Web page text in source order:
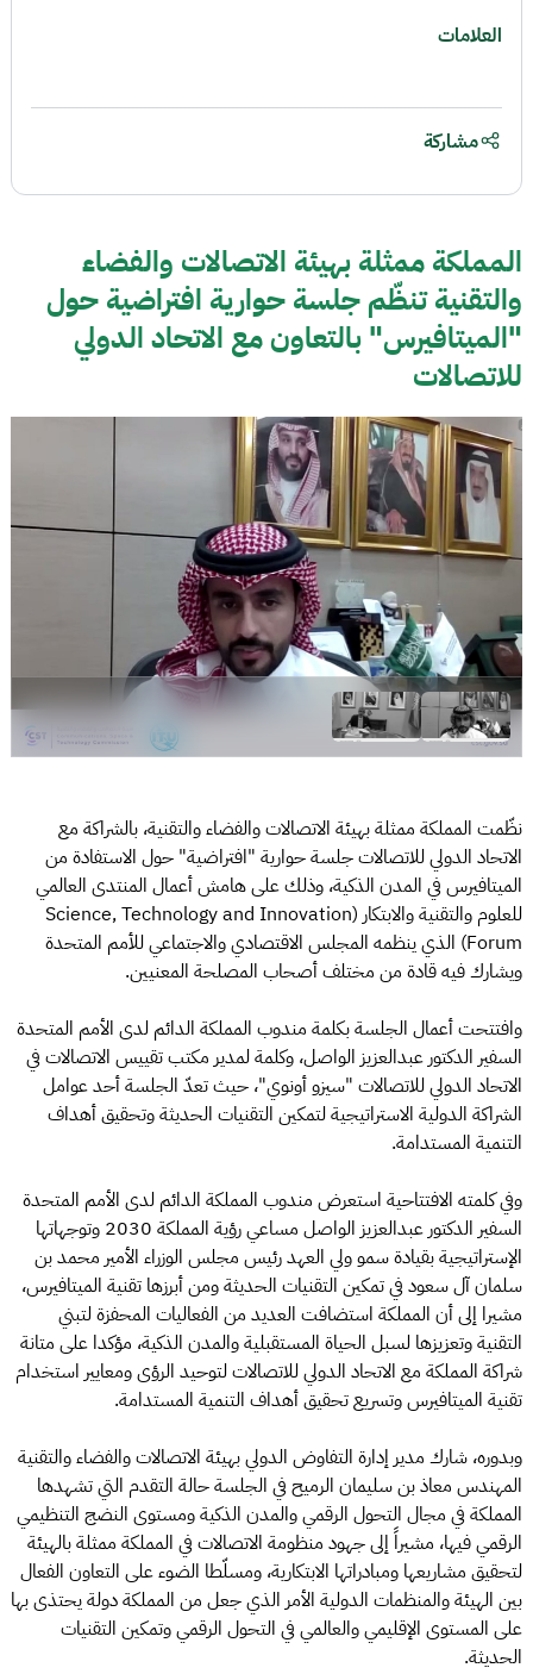
المملكة ممثلة بهيئة الاتصالات والفضاء
والتقنية تنظّم جلسة حوارية افتراضية حول
"الميتافيرس" بالتعاون مع الاتحاد الدولي
للاتصالات
نظّمت المملكة ممثلة بهيئة الاتصالات والفضاء والتقنية، بالشراكة مع
الاتحاد الدولي للاتصالات جلسة حوارية "افتراضية" حول الاستفادة من
الميتافيرس في المدن الذكية، وذلك على هامش أعمال المنتدى العالمي
للعلوم والتقنية والابتكار (Science, Technology and Innovation
Forum) الذي ينظمه المجلس الاقتصادي والاجتماعي للأمم المتحدة
ويشارك فيه قادة من مختلف أصحاب المصلحة المعنيين.
وافتتحت أعمال الجلسة بكلمة مندوب المملكة الدائم لدى الأمم المتحدة
السفير الدكتور عبدالعزيز الواصل، وكلمة لمدير مكتب تقييس الاتصالات في
الاتحاد الدولي للاتصالات "سيزو أونوي"، حيث تعدّ الجلسة أحد عوامل
الشراكة الدولية الاستراتيجية لتمكين التقنيات الحديثة وتحقيق أهداف
التنمية المستدامة.
وفي كلمته الافتتاحية استعرض مندوب المملكة الدائم لدى الأمم المتحدة
السفير الدكتور عبدالعزيز الواصل مساعي رؤية المملكة 2030 وتوجهاتها
الإستراتيجية بقيادة سمو ولي العهد رئيس مجلس الوزراء الأمير محمد بن
سلمان آل سعود في تمكين التقنيات الحديثة ومن أبرزها تقنية الميتافيرس،
مشيرا إلى أن المملكة استضافت العديد من الفعاليات المحفزة لتبني
التقنية وتعزيزها لسبل الحياة المستقبلية والمدن الذكية، مؤكدا على متانة
شراكة المملكة مع الاتحاد الدولي للاتصالات لتوحيد الرؤى ومعايير استخدام
تقنية الميتافيرس وتسريع تحقيق أهداف التنمية المستدامة.
وبدوره، شارك مدير إدارة التفاوض الدولي بهيئة الاتصالات والفضاء والتقنية
المهندس معاذ بن سليمان الرميح في الجلسة حالة التقدم التي تشهدها
المملكة في مجال التحول الرقمي والمدن الذكية ومستوى النضج التنظيمي
الرقمي فيها، مشيراً إلى جهود منظومة الاتصالات في المملكة ممثلة بالهيئة
لتحقيق مشاريعها ومبادراتها الابتكارية، ومسلّطا الضوء على التعاون الفعال
بين الهيئة والمنظمات الدولية الأمر الذي جعل من المملكة دولة يحتذى بها
على المستوى الإقليمي والعالمي في التحول الرقمي وتمكين التقنيات
الحديثة.
العلامات
مشاركة